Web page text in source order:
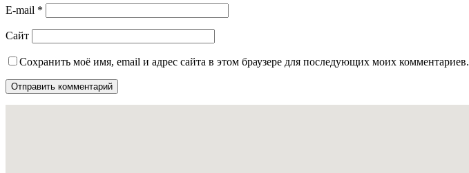
E-mail *
Сайт
Сохранить моё имя, email и адрес сайта в этом браузере для последующих моих комментариев.